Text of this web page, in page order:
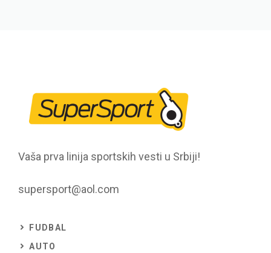
Vaša prva linija sportskih vesti u Srbiji!
supersport@aol.com
FUDBAL
AUTO